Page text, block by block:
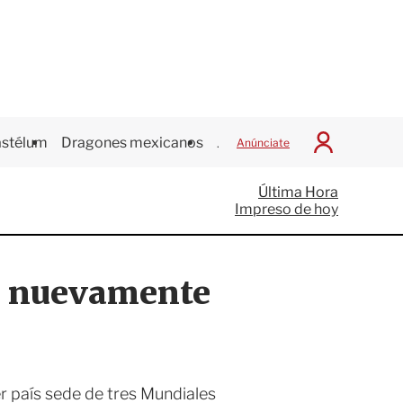
Dragones mexicanos Juegos Centroamericanos
Anúnciate
I
c
i
a
Última Hora
Impreso de hoy
nuevamente
país sede de tres Mundiales